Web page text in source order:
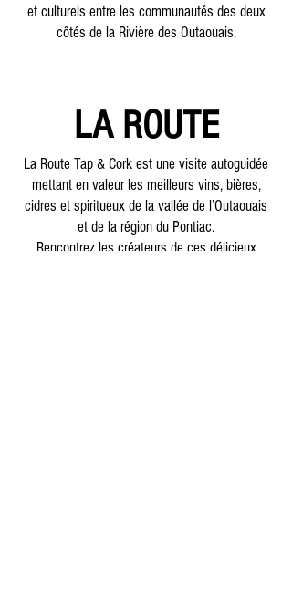
et culturels entre les communautés des deux
côtés de la Rivière des Outaouais.
LA ROUTE
La Route Tap & Cork est une visite autoguidée
mettant en valeur les meilleurs vins, bières,
cidres et spiritueux de la vallée de l’Outaouais
et de la région du Pontiac.
Rencontrez les créateurs de ces délicieux